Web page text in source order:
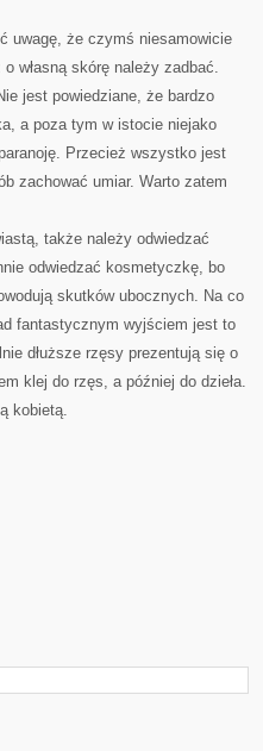
uwagę, że czymś niesamowicie
własną skórę należy zadbać.
jest powiedziane, że bardzo
a poza tym w istocie niejako
Przecież wszystko jest
zachować umiar. Warto zatem
także należy odwiedzać
odwiedzać kosmetyczkę, bo
skutków ubocznych. Na co
fantastycznym wyjściem jest to
dłuższe rzęsy prezentują się o
klej do rzęs, a później do dzieła.
kobietą.